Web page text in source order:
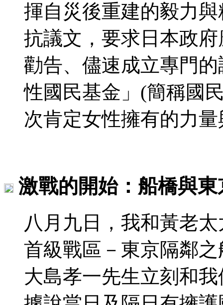
揮自災後重建的毅力
抗議文，要求日本政
勸告、儘速成立專門
性國民基金」(簡稱國
次肯定女性擁有的力
激戰的開始：船橋與東
八月九日，我和黃老
首級戰區－東京隔鄰
大島孝一先生立刻和